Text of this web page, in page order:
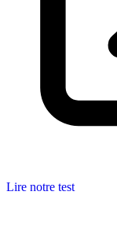
Lire notre test